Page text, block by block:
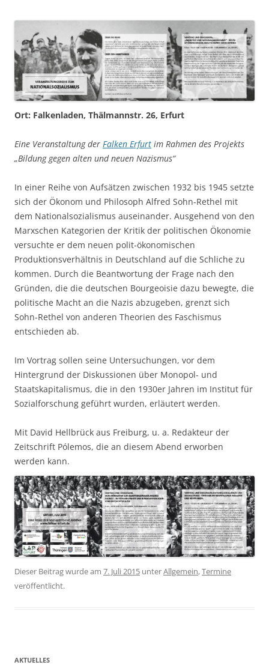
Ort: Falkenladen, Thälmannstr. 26, Erfurt
Eine Veranstaltung der Falken Erfurt im Rahmen des Projekts
„Bildung gegen alten und neuen Nazismus“
In einer Reihe von Aufsätzen zwischen 1932 bis 1945 setzte
sich der Ökonom und Philosoph Alfred Sohn-Rethel mit
dem Nationalsozialismus auseinander. Ausgehend von den
Marxschen Kategorien der Kritik der politischen Ökonomie
versuchte er dem neuen polit-ökonomischen
Produktionsverhältnis in Deutschland auf die Schliche zu
kommen. Durch die Beantwortung der Frage nach den
Gründen, die die deutschen Bourgeoisie dazu bewegte, die
politische Macht an die Nazis abzugeben, grenzt sich
Sohn-Rethel von anderen Theorien des Faschismus
entschieden ab.
Im Vortrag sollen seine Untersuchungen, vor dem
Hintergrund der Diskussionen über Monopol- und
Staatskapitalismus, die in den 1930er Jahren im Institut für
Sozialforschung geführt wurden, erläutert werden.
Mit David Hellbrück aus Freiburg, u. a. Redakteur der
Zeitschrift Pólemos, die an diesem Abend erworben
werden kann.
Dieser Beitrag wurde am 7. Juli 2015 unterAllgemein,Termine
veröffentlicht.
AKTUELLES